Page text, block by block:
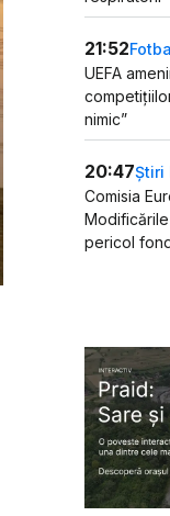
21:52
UEFA
nimic”
20:47Știri
Comisia
pericol